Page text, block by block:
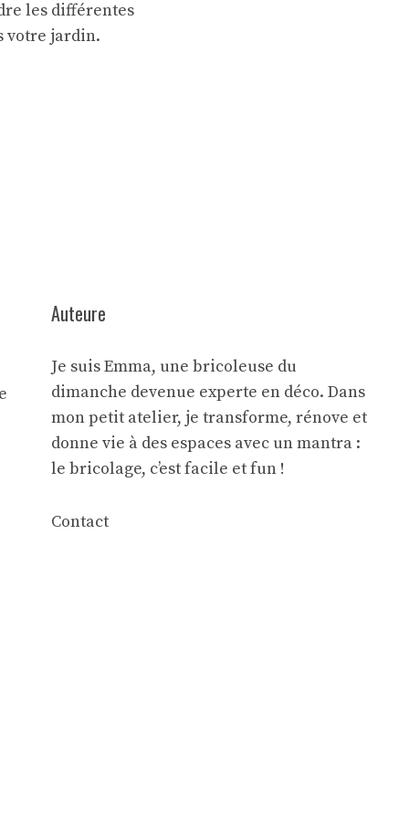
les différentes
votre jardin.
Auteure
Je suis Emma, une bricoleuse du
dimanche devenue experte en déco. Dans
mon petit atelier, je transforme, rénove et
donne vie à des espaces avec un mantra :
le bricolage, c’est facile et fun !
Contact